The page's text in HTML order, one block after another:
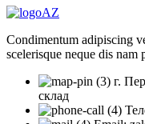
Condimentum adipiscing
scelerisque neque dis nam
г.
склад